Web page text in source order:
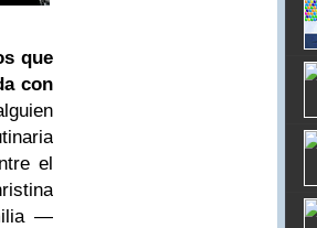
que
con
el
—